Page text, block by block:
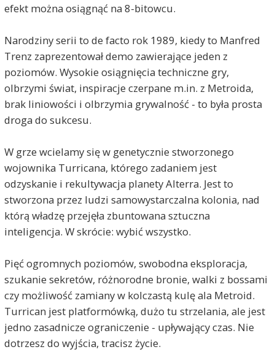
efekt można osiągnąć na 8-bitowcu.
Narodziny serii to de facto rok 1989, kiedy to Manfred
Trenz zaprezentował demo zawierające jeden z
poziomów. Wysokie osiągnięcia techniczne gry,
olbrzymi świat, inspiracje czerpane m.in. z Metroida,
brak liniowości i olbrzymia grywalność - to była prosta
droga do sukcesu.
W grze wcielamy się w genetycznie stworzonego
wojownika Turricana, którego zadaniem jest
odzyskanie i rekultywacja planety Alterra. Jest to
stworzona przez ludzi samowystarczalna kolonia, nad
którą władzę przejęła zbuntowana sztuczna
inteligencja. W skrócie: wybić wszystko.
Pięć ogromnych poziomów, swobodna eksploracja,
szukanie sekretów, różnorodne bronie, walki z bossami
czy możliwość zamiany w kolczastą kulę ala Metroid.
Turrican jest platformówką, dużo tu strzelania, ale jest
jedno zasadnicze ograniczenie - upływający czas. Nie
dotrzesz do wyjścia, tracisz życie.